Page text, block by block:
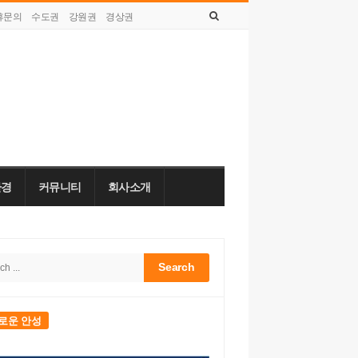
문의 수도권 강원권
경상권
커뮤니티 회사소개
운 안성